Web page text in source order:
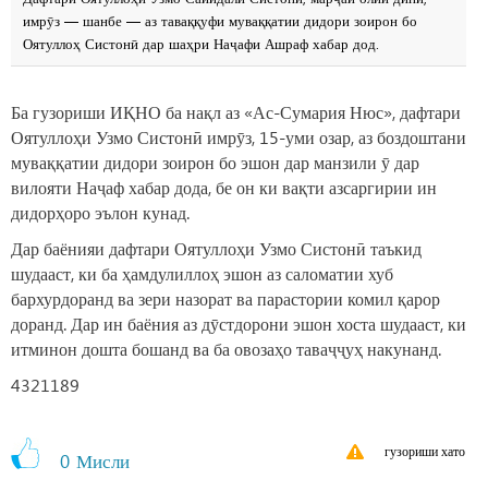
имрӯз — шанбе — аз таваққуфи муваққатии дидори зоирон бо
Оятуллоҳ Систонӣ дар шаҳри Наҷафи Ашраф хабар дод.
Ба гузориши ИҚНО ба нақл аз «Ас-Сумария Нюс», дафтари
Оятуллоҳи Узмо Систонӣ имрӯз, 15-уми озар, аз боздоштани
муваққатии дидори зоирон бо эшон дар манзили ӯ дар
вилояти Наҷаф хабар дода, бе он ки вақти азсаргирии ин
дидорҳоро эълон кунад.
Дар баёнияи дафтари Оятуллоҳи Узмо Систонӣ таъкид
шудааст, ки ба ҳамдулиллоҳ эшон аз саломатии хуб
бархурдоранд ва зери назорат ва парастории комил қарор
доранд. Дар ин баёния аз дӯстдорони эшон хоста шудааст, ки
итминон дошта бошанд ва ба овозаҳо таваҷҷуҳ накунанд.
4321189
0 Мисли гузориши хато